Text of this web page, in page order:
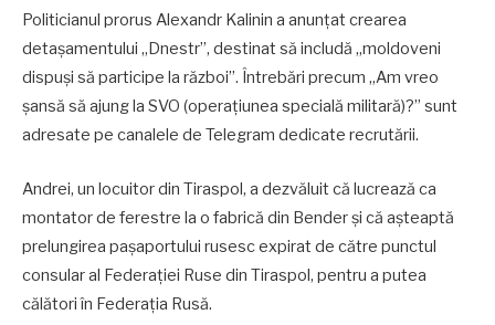
Politicianul prorus Alexandr Kalinin a anunțat crearea
detașamentului „Dnestr”, destinat să includă „moldoveni
dispuși să participe la război”. Întrebări precum „Am vreo
șansă să ajung la SVO (operațiunea specială militară)?” sunt
adresate pe canalele de Telegram dedicate recrutării.
Andrei, un locuitor din Tiraspol, a dezvăluit că lucrează ca
montator de ferestre la o fabrică din Bender și că așteaptă
prelungirea pașaportului rusesc expirat de către punctul
consular al Federației Ruse din Tiraspol, pentru a putea
călători în Federația Rusă.